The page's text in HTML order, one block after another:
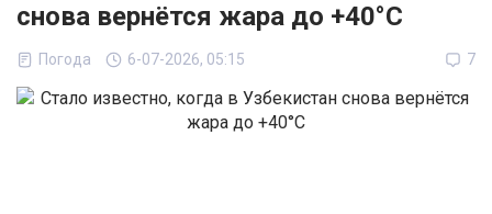
снова вернётся жара до +40°C
Погода 6-07-2026, 05:15 7